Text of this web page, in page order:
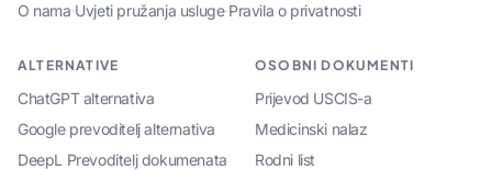
O nama·Uvjeti pružanja usluge·Pravila o privatnosti
ALTERNATIVE
ChatGPT alternativa
Google prevoditelj alternativa
DeepL Prevoditelj dokumenata
OSOBNI DOKUMENTI
Prijevod USCIS-a
Medicinski nalaz
Rodni list